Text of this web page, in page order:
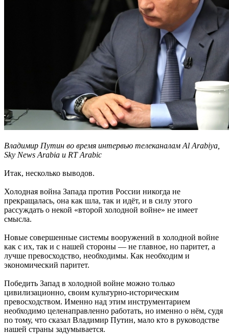
Владимир Путин во время интервью телеканалам Al Arabiya,
Sky News Arabia и RT Arabic
Итак, несколько выводов.
Холодная война Запада против России никогда не
прекращалась, она как шла, так и идёт, и в силу этого
рассуждать о некой «второй холодной войне» не имеет
смысла.
Новые совершенные системы вооружений в холодной войне
как с их, так и с нашей стороны — не главное, но паритет, а
лучше превосходство, необходимы. Как необходим и
экономический паритет.
Победить Запад в холодной войне можно только
цивилизационно, своим культурно-историческим
превосходством. Именно над этим инструментарием
необходимо целенаправленно работать, но именно о нём, судя
по тому, что сказал Владимир Путин, мало кто в руководстве
нашей страны задумывается.